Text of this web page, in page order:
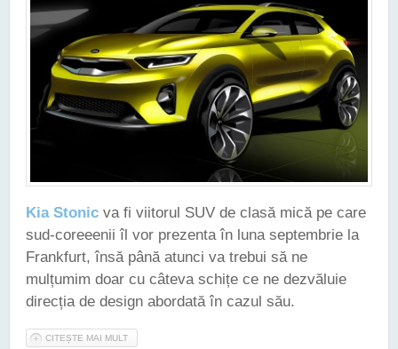
Kia Stonic va fi viitorul SUV de clasă mică pe care
sud-coreeenii îl vor prezenta în luna septembrie la
Frankfurt, însă până atunci va trebui să ne
mulțumim doar cu câteva schițe ce ne dezvăluie
direcția de design abordată în cazul său.
CITEȘTE MAI MULT